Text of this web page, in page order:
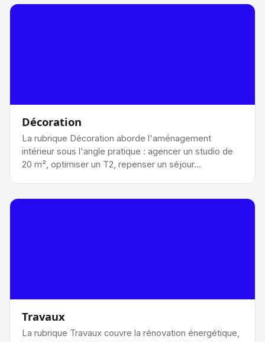
Décoration
La rubrique Décoration aborde l'aménagement
intérieur sous l'angle pratique : agencer un studio de
20 m², optimiser un T2, repenser un séjour…
Travaux
La rubrique Travaux couvre la rénovation énergétique,